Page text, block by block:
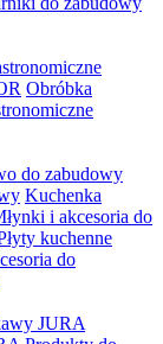
Obróbka
do zabudowy
Kuchenka
i akcesoria do
kuchenne
do
JURA